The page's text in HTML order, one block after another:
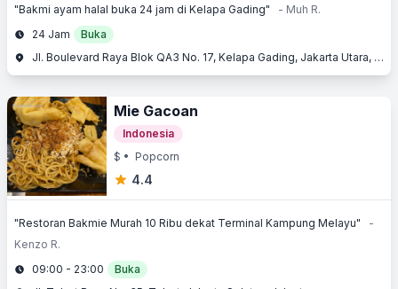
"Bakmi ayam halal buka 24 jam di Kelapa Gading"
- Muh R.
24 Jam
Buka
Jl. Boulevard Raya Blok QA3 No. 17, Kelapa Gading, Jakarta Utara, Jakarta
Mie Gacoan
Indonesia
$ • Popcorn
4.4
"Restoran Bakmie Murah 10 Ribu dekat Terminal Kampung Melayu"
-
Kenzo R.
09:00 - 23:00
Buka